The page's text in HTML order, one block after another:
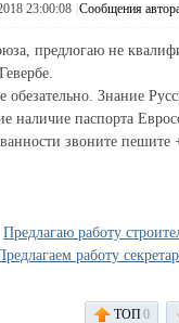
23:00:08 Сообщения
предлогаю не
Гевербе.
обезательно. Знание
наличие паспорта
звоните пешите
Предлагаю работу
работу
ТОП0